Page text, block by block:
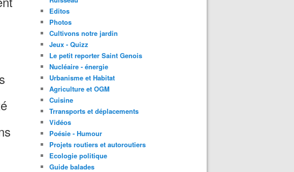
Editos
Photos
Cultivons notre jardin
Jeux - Quizz
Le petit reporter Saint Genois
Nucléaire - énergie
Urbanisme et Habitat
Agriculture et OGM
Cuisine
Trransports et déplacements
Vidéos
Poésie - Humour
Projets routiers et autoroutiers
Ecologie politique
Guide balades